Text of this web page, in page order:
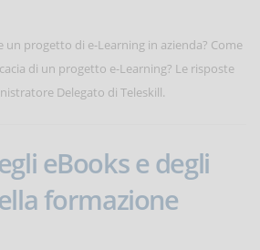
un progetto di e-Learning in azienda? Come
di un progetto e-Learning? Le risposte
Delegato di Teleskill.
eBooks e degli
formazione